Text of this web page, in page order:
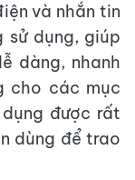
và nhắn tin
sử dụng, giúp
dàng, nhanh
cho các mục
được rất
dùng để trao